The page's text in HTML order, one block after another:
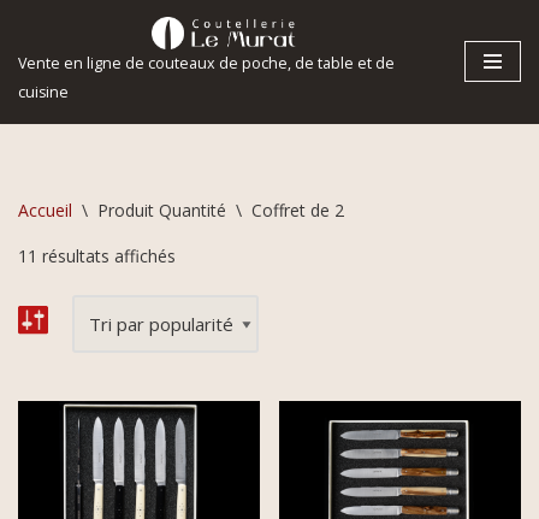
Aller
au
contenu
Vente en ligne de couteaux de poche, de table et de
cuisine
Accueil \ Produit Quantité \ Coffret de 2
11 résultats affichés